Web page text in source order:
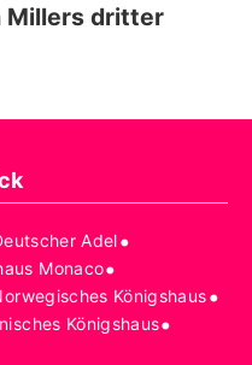
Millers dritter
Adel•
Monaco•
Königshaus•
Königshaus•